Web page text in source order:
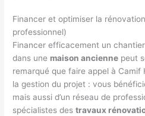
Financer et optimiser la
professionnel)
Financer efficacement un
dans une maison ancienne peut
remarqué que faire appel à
la gestion du projet : vous
mais aussi d’un réseau de
spécialistes destravaux